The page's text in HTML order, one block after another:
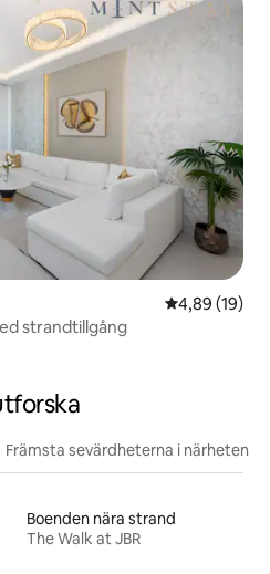
4,89 av 5 i
4,89 (19)
strandtillgång
Främsta sevärdheterna i närheten
Boenden nära strand
The Walk at JBR